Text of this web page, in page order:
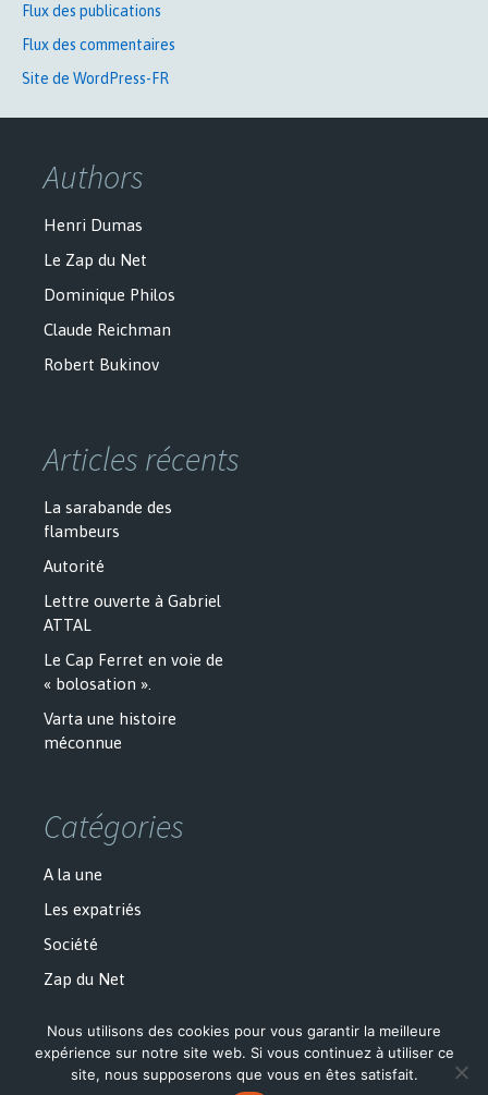
Flux des publications
Flux des commentaires
Site de WordPress-FR
Authors
Henri Dumas
Le Zap du Net
Dominique Philos
Claude Reichman
Robert Bukinov
Articles récents
La sarabande des
flambeurs
Autorité
Lettre ouverte à Gabriel
ATTAL
Le Cap Ferret en voie de
« bolosation ».
Varta une histoire
méconnue
Catégories
A la une
Les expatriés
Société
Zap du Net
Nous utilisons des cookies pour vous garantir la meilleure
expérience sur notre site web. Si vous continuez à utiliser ce
site, nous supposerons que vous en êtes satisfait.